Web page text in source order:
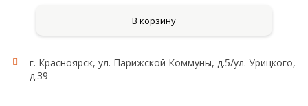
В корзину
г. Красноярск, ул. Парижской Коммуны, д.5/ул. Урицкого,
д.39